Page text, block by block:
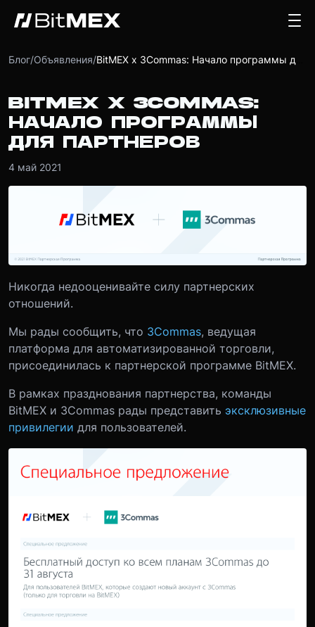
Блог/Объявления/
BITMEX X 3COMMAS:
НАЧАЛО ПРОГРАММЫ
ДЛЯ ПАРТНЕРОВ
4 май 2021
Никогда недооценивайте силу партнерских
отношений.
Мы рады сообщить, что 3Commas, ведущая
платформа для автоматизированной торговли,
присоединилась к партнерской программе BitMEX.
В рамках празднования партнерства, команды
BitMEX и 3Commas рады представить эксклюзивные
привилегии для пользователей.